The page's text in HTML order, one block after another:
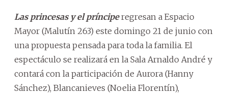
Las princesas y el prínciperegresan a Espacio
Mayor (Malutín 263) este domingo 21 de junio con
una propuesta pensada para toda la familia. El
espectáculo se realizará en la Sala Arnaldo André y
contará con la participación de Aurora (Hanny
Sánchez), Blancanieves (Noelia Florentín),